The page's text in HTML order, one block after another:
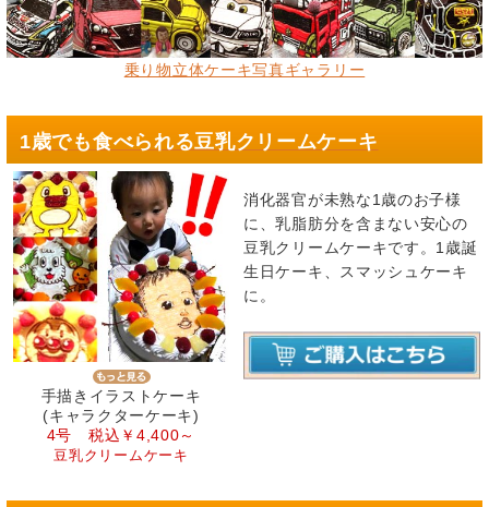
乗り物立体ケーキ写真ギャラリー
1歳でも食べられる豆乳クリームケーキ
手描きイラストケーキ
(キャラクターケーキ)
4号 税込￥4,400～
豆乳クリームケーキ
消化器官が未熟な1歳のお子様
に、乳脂肪分を含まない安心の
豆乳クリームケーキです。1歳誕
生日ケーキ、スマッシュケーキ
に。